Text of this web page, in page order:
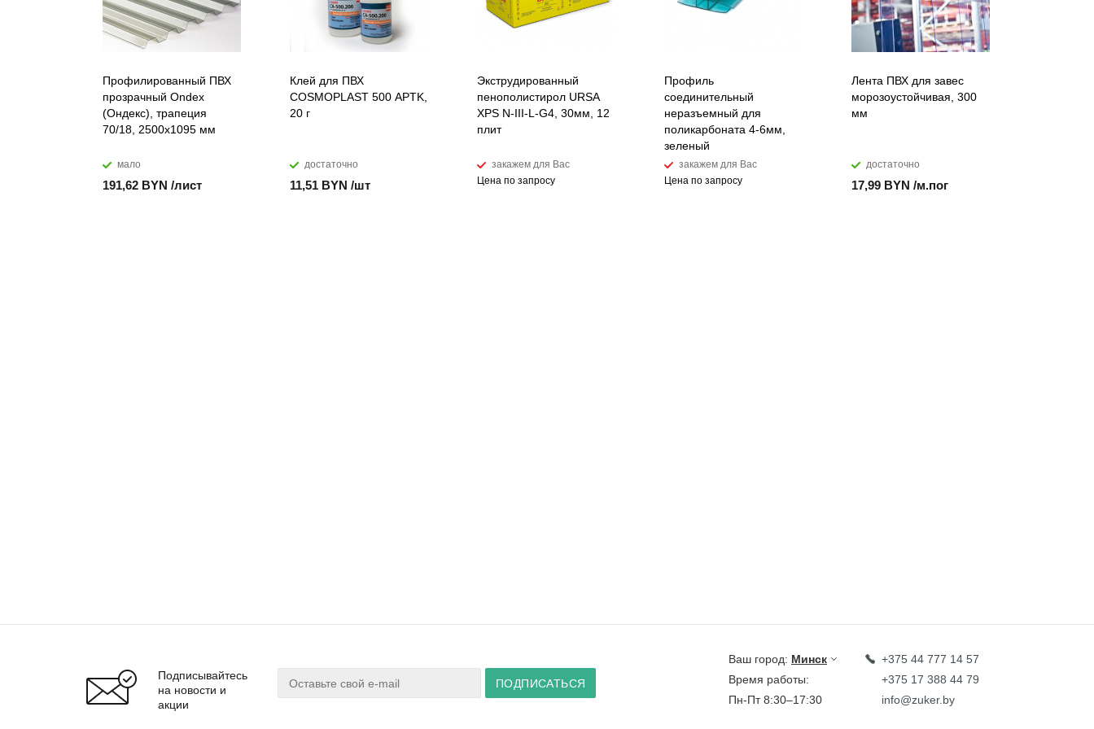
Профилированный ПВХ
прозрачный Ondex
(Ондекс), трапеция
70/18, 2500х1095 мм
мало
191,62 BYN /лист
Клей для ПВХ
COSMOPLAST 500 APTK,
20 г
достаточно
11,51 BYN /шт
Экструдированный
пенополистирол URSA
XPS N-III-L-G4, 30мм, 12
плит
закажем для Вас
Цена по запросу
Профиль
соединительный
неразъемный для
поликарбоната 4-6мм,
зеленый
закажем для Вас
Цена по запросу
Лента ПВХ для завес
морозоустойчивая, 300
мм
достаточно
17,99 BYN /м.пог
Подписывайтесь
на новости и
акции
Ваш город: Минск
Время работы:
Пн-Пт 8:30–17:30
+375 44 777 14 57
+375 17 388 44 79
info@zuker.by